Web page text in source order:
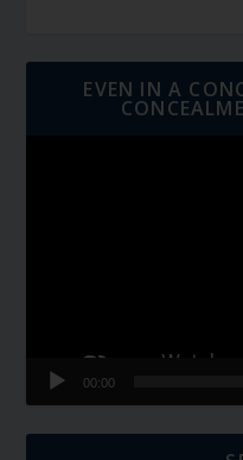
EVEN IN A
00:00